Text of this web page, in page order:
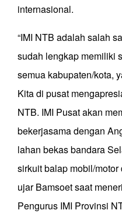
internasional.
“IMI NTB adalah salah
sudah lengkap memiliki
semua kabupaten/kota,
Kita di pusat
NTB. IMI Pusat akan
bekerjasama dengan
lahan bekas bandara
sirkuit balap mobil/motor
ujar Bamsoet saat
Pengurus IMI Provinsi